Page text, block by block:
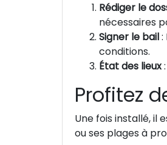
Rédiger le
nécessaires
Signer le bail:
conditions.
État des lieux:
Profitez
Une fois installé, il
ou ses plages à